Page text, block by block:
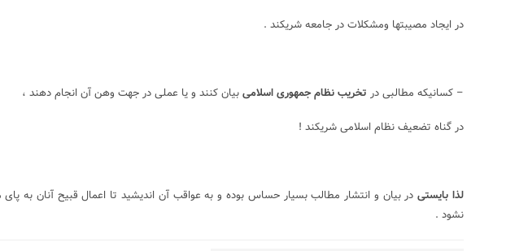
در ایجاد مصیبتها ومشکلات در جامعه شریکند .
– کسانیکه مطالبی در تخریب نظام جمهوری اسلامیبیان کنند و یا عملی در جهت وهن آن انجام دهند ،
در گناه تضعیف نظام اسلامی شریکند !
لذا بایستیدر بیان و انتشار مطالب بسیار حساس بوده و به عواقب آن اندیشید تا اعمال قبیح آنان به پای
نشود .